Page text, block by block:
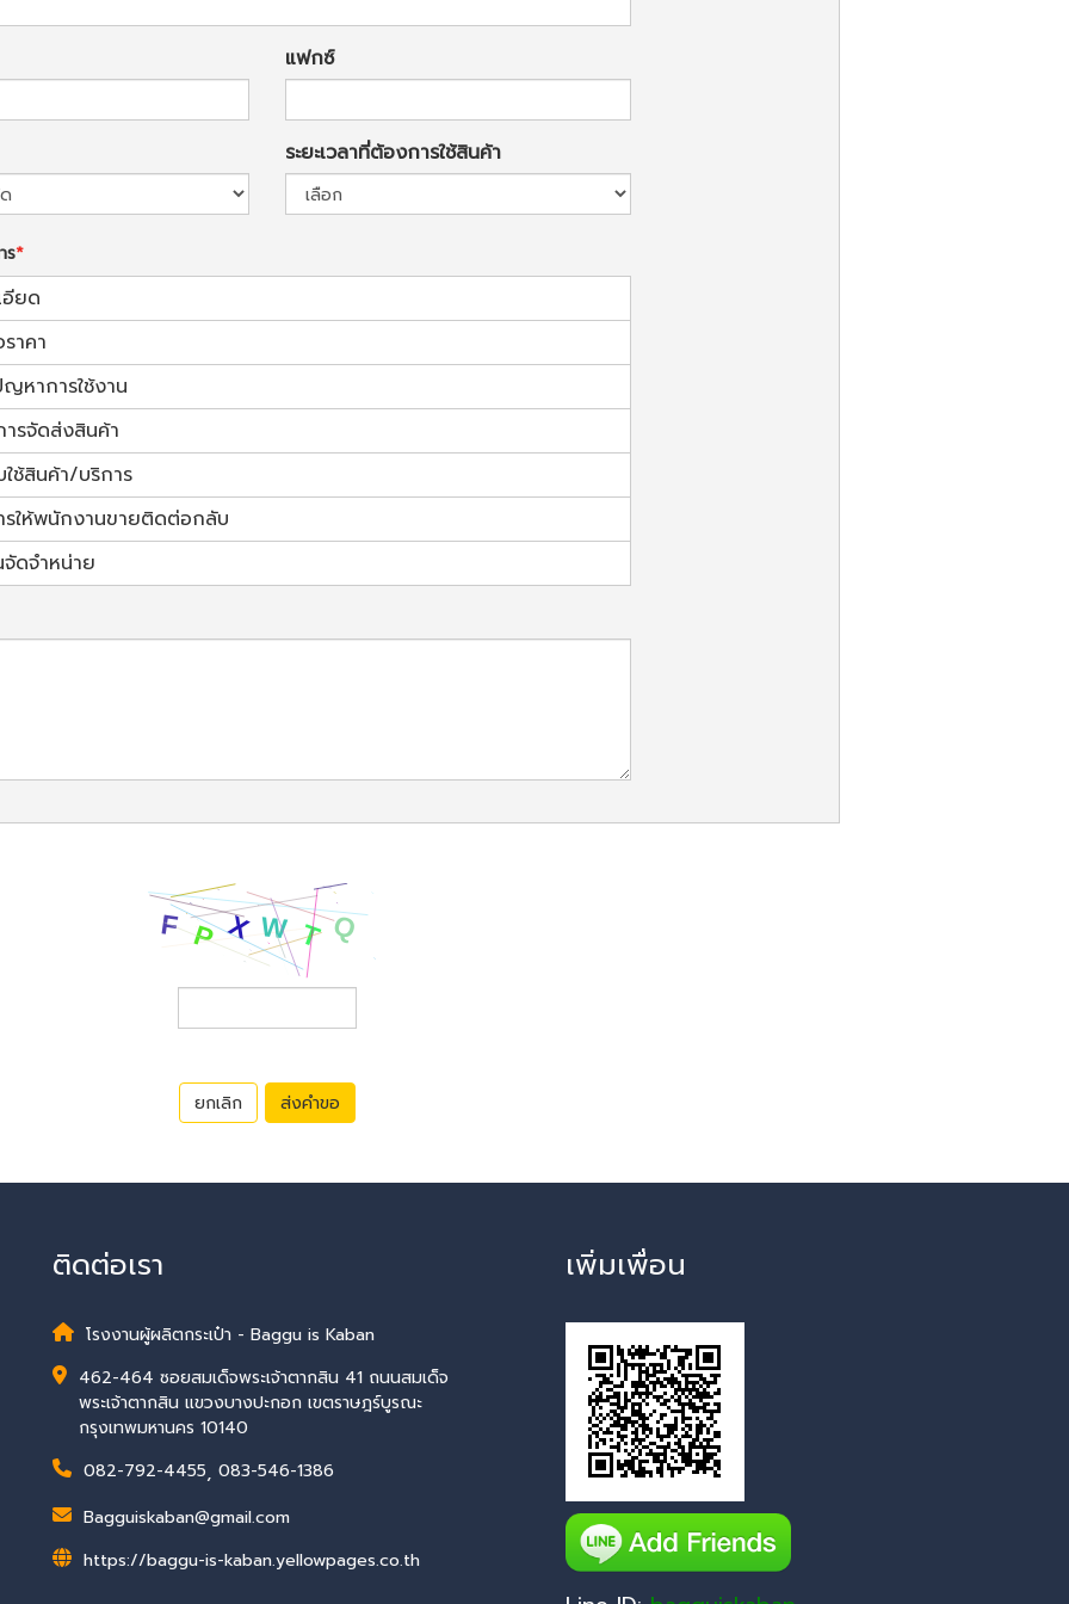
แฟกซ์
ระยะเวลาที่ต้องการใช้สินค้า
ร
อียด
ราคา
หาการใช้งาน
รจัดส่งสินค้า
ช้สินค้า/บริการ
ให้พนักงานขายติดต่อกลับ
ดจำหน่าย
ยกเลิก ส่งคำขอ
ติดต่อเรา
โรงงานผู้ผลิตกระเป๋า - Baggu is Kaban
462-464 ซอยสมเด็จพระเจ้าตากสิน 41 ถนนสมเด็จ
พระเจ้าตากสิน แขวงบางปะกอก เขตราษฎร์บูรณะ
กรุงเทพมหานคร 10140
082-792-4455, 083-546-1386
Bagguiskaban@gmail.com
https://baggu-is-kaban.yellowpages.co.th
เพิ่มเพื่อน